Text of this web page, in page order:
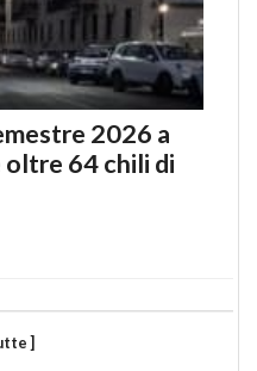
2026 a
oltre 64 chili di
]